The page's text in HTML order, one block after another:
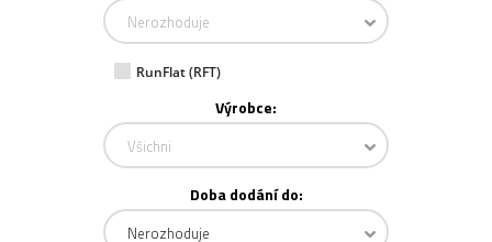
Nerozhoduje
RunFlat (RFT)
Výrobce:
Všichni
Doba dodání do:
Nerozhoduje